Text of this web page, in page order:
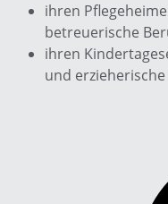
ihren
betreuerische
ihren
und